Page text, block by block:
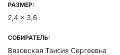
РАЗМЕР:
2,4 x 3,6
СОБИРАТЕЛЬ:
Вязовская Таисия Сергеевна